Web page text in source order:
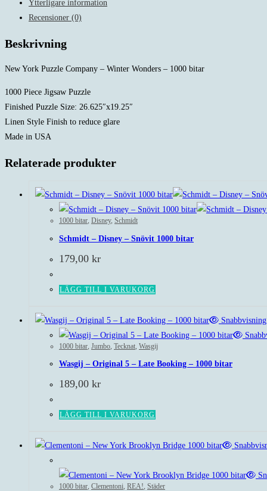
Ytterligare information
Recensioner (0)
Beskrivning
New York Puzzle Company – Winter Wonders – 1000 bitar
1000 Piece Jigsaw Puzzle
Finished Puzzle Size: 26.625″x19.25″
Linen Style Finish to reduce glare
Made in USA
Relaterade produkter
1000 bitar, Disney, Schmidt
Schmidt – Disney – Snövit 1000 bitar
179,00 kr
LÄGG TILL I VARUKORG
Snabbvisning
1000 bitar Jumbo Tecknat Wasgij
Wasgij – Original 5 – Late Booking – 1000 bitar
189,00 kr
LÄGG TILL I VARUKORG
1000 bitar Clementoni REA! Städer